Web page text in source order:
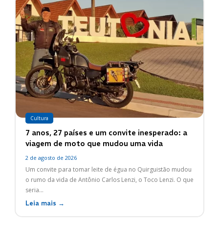
Cultura
7 anos, 27 países e um convite inesperado: a
viagem de moto que mudou uma vida
2 de agosto de 2026
Um convite para tomar leite de égua no Quirguistão mudou
o rumo da vida de Antônio Carlos Lenzi, o Toco Lenzi. O que
seria...
Leia mais →